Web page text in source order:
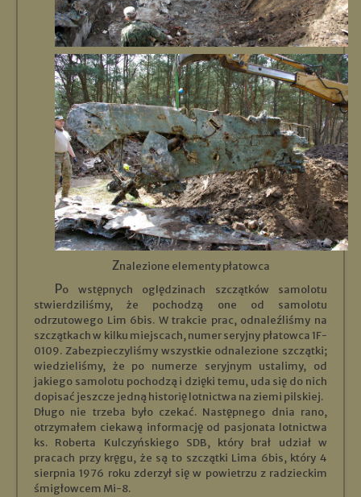
Znalezione elementy płatowca
Po wstępnych oględzinach szczątków samolotu
stwierdziliśmy, że pochodzą one od samolotu
odrzutowego Lim 6bis. W trakcie prac, odnaleźliśmy na
szczątkach w kilku miejscach, numer seryjny płatowca 1F-
0109. Zabezpieczyliśmy wszystkie odnalezione szczątki;
wiedzieliśmy, że po numerze seryjnym ustalimy, od
jakiego samolotu pochodzą i dzięki temu, uda się do nich
dopisać jeszcze jedną historię lotnictwa na ziemi pilskiej.
Długo nie trzeba było czekać. Następnego dnia rano,
otrzymałem ciekawą informację od pasjonata lotnictwa
ks. Roberta Kulczyńskiego SDB, który brał udział w
pracach przy kręgu, że są to szczątki Lima 6bis, który 4
sierpnia 1976 roku zderzył się w powietrzu z radzieckim
śmigłowcem Mi-8.